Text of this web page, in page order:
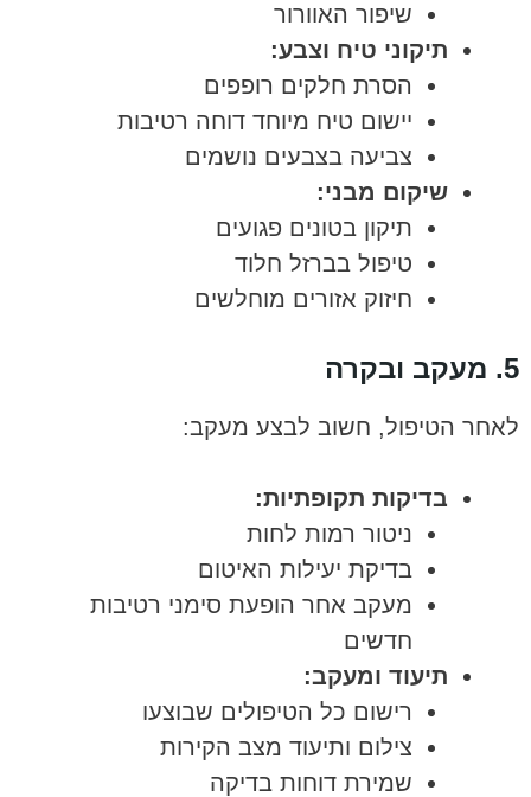
שיפור האוורור
תיקוני טיח וצבע:
הסרת חלקים רופפים
יישום טיח מיוחד דוחה רטיבות
צביעה בצבעים נושמים
שיקום מבני:
תיקון בטונים פגועים
טיפול בברזל חלוד
חיזוק אזורים מוחלשים
5. מעקב ובקרה
לאחר הטיפול, חשוב לבצע מעקב:
בדיקות תקופתיות:
ניטור רמות לחות
בדיקת יעילות האיטום
מעקב אחר הופעת סימני רטיבות
חדשים
תיעוד ומעקב:
רישום כל הטיפולים שבוצעו
צילום ותיעוד מצב הקירות
שמירת דוחות בדיקה